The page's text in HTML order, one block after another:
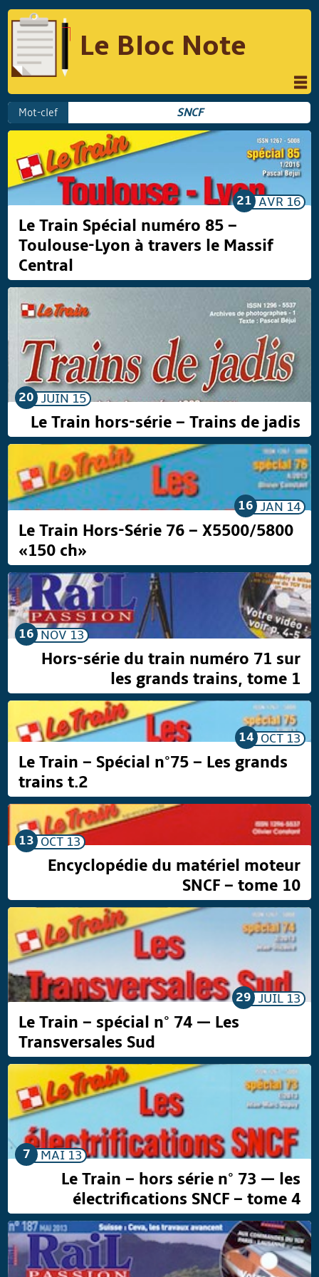
Le Bloc Note
INFORMATIQUE
MUSIQUE
PHOTOGRAPHIE
PODCAST
RÉFLEXIONS
REVUES DE PRESSE
COMPARATIF DES HYBRIDES
COMPARATIF DES APPAREILS REFLEX
Mot-clef SNCF
21 AVR 16
Le Train Spécial numéro 85 –
Toulouse-Lyon à travers le Massif
Central
20 JUIN 15
Le Train hors-série – Trains de jadis
16 JAN 14
Le Train Hors-Série 76 – X5500/5800
«150 ch»
16 NOV 13
Hors-série du train numéro 71 sur
les grands trains, tome 1
14 OCT 13
Le Train – Spécial n°75 – Les grands
trains t.2
13 OCT 13
Encyclopédie du matériel moteur
SNCF – tome 10
29 JUIL 13
Le Train – spécial n° 74 — Les
Transversales Sud
7 MAI 13
Le Train – hors série n° 73 — les
électrifications SNCF – tome 4